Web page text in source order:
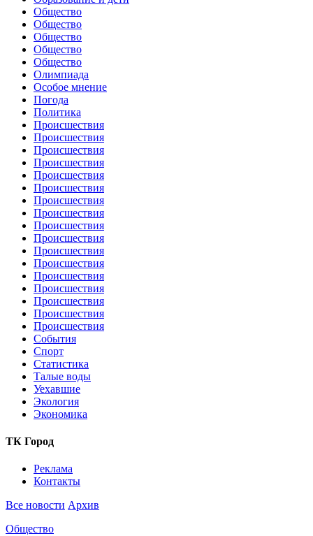
Общество
Общество
Общество
Общество
Общество
Олимпиада
Особое мнение
Погода
Политика
Происшествия
Происшествия
Происшествия
Происшествия
Происшествия
Происшествия
Происшествия
Происшествия
Происшествия
Происшествия
Происшествия
Происшествия
Происшествия
Происшествия
Происшествия
Происшествия
Происшествия
События
Спорт
Статистика
Талые воды
Уехавшие
Экология
Экономика
ТК Город
Реклама
Контакты
Все новости Архив
Общество